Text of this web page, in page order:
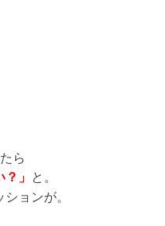
ら
」 と。
ョンが。